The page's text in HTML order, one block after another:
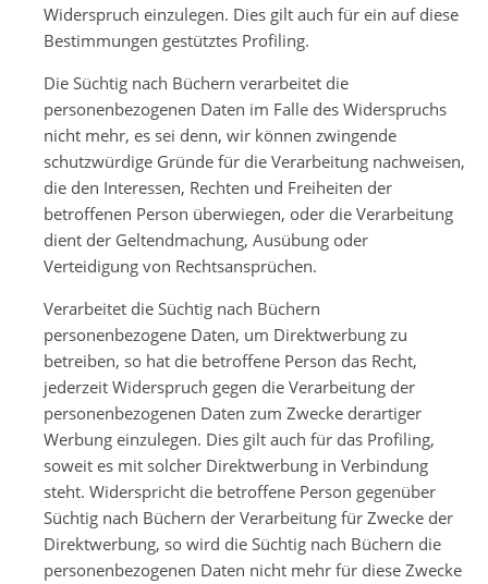
Widerspruch einzulegen. Dies gilt auch für ein auf diese
Bestimmungen gestütztes Profiling.
Die Süchtig nach Büchern verarbeitet die
personenbezogenen Daten im Falle des Widerspruchs
nicht mehr, es sei denn, wir können zwingende
schutzwürdige Gründe für die Verarbeitung nachweisen,
die den Interessen, Rechten und Freiheiten der
betroffenen Person überwiegen, oder die Verarbeitung
dient der Geltendmachung, Ausübung oder
Verteidigung von Rechtsansprüchen.
Verarbeitet die Süchtig nach Büchern
personenbezogene Daten, um Direktwerbung zu
betreiben, so hat die betroffene Person das Recht,
jederzeit Widerspruch gegen die Verarbeitung der
personenbezogenen Daten zum Zwecke derartiger
Werbung einzulegen. Dies gilt auch für das Profiling,
soweit es mit solcher Direktwerbung in Verbindung
steht. Widerspricht die betroffene Person gegenüber
Süchtig nach Büchern der Verarbeitung für Zwecke der
Direktwerbung, so wird die Süchtig nach Büchern die
personenbezogenen Daten nicht mehr für diese Zwecke